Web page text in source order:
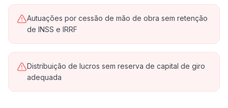
Autuações por cessão de mão de obra sem retenção
de INSS e IRRF
Distribuição de lucros sem reserva de capital de giro
adequada